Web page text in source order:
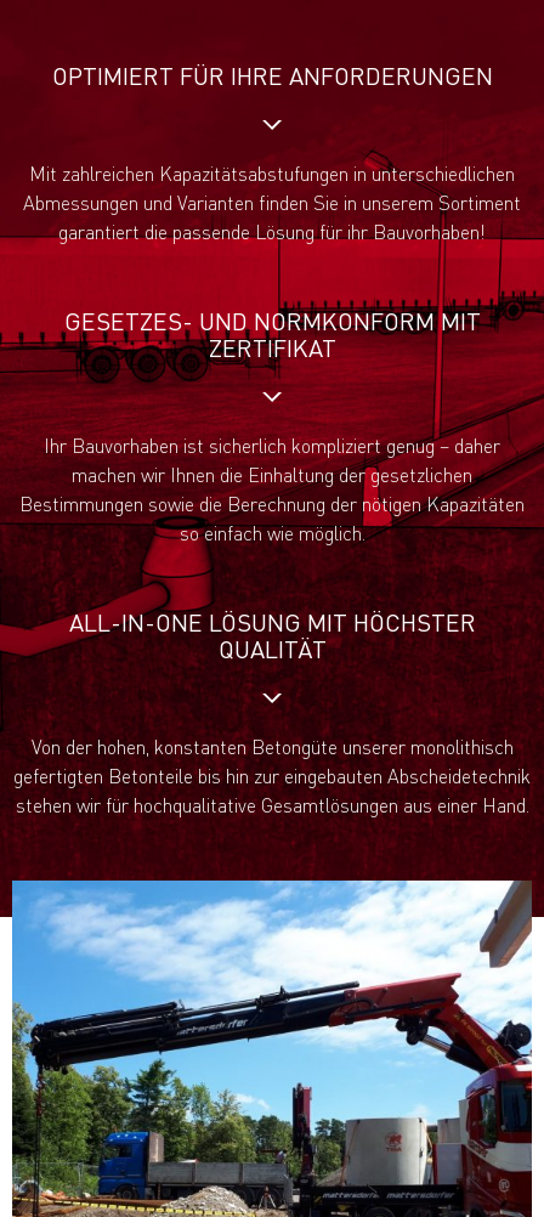
OPTIMIERT FÜR IHRE ANFORDERUNGEN
Mit zahlreichen Kapazitätsabstufungen in unterschiedlichen
Abmessungen und Varianten finden Sie in unserem Sortiment
garantiert die passende Lösung für ihr Bauvorhaben!
GESETZES- UND NORMKONFORM MIT
ZERTIFIKAT
Ihr Bauvorhaben ist sicherlich kompliziert genug – daher
machen wir Ihnen die Einhaltung der gesetzlichen
Bestimmungen sowie die Berechnung der nötigen Kapazitäten
so einfach wie möglich.
ALL-IN-ONE LÖSUNG MIT HÖCHSTER
QUALITÄT
Von der hohen, konstanten Betongüte unserer monolithisch
gefertigten Betonteile bis hin zur eingebauten Abscheidetechnik
stehen wir für hochqualitative Gesamtlösungen aus einer Hand.